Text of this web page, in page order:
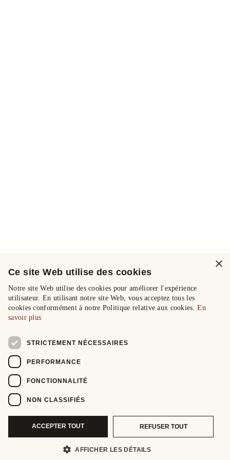
×
Ce site Web utilise des cookies
Notre site Web utilise des cookies pour améliorer l'expérience
utilisateur. En utilisant notre site Web, vous acceptez tous les
cookies conformément à notre Politique relative aux cookies.En
savoir plus
STRICTEMENT NÉCESSAIRES
PERFORMANCE
FONCTIONNALITÉ
NON CLASSIFIÉS
ACCEPTER TOUT REFUSER TOUT
AFFICHER LES DÉTAILS